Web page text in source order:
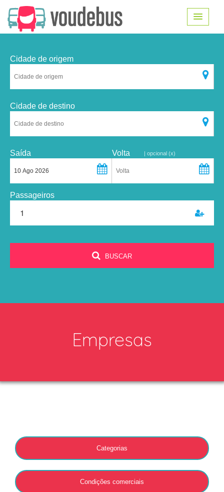
Cidade de origem
Cidade de destino
Saída Volta | opcional (x)
Passageiros
1
BUSCAR
Empresas
Categorias
Condições comerciais